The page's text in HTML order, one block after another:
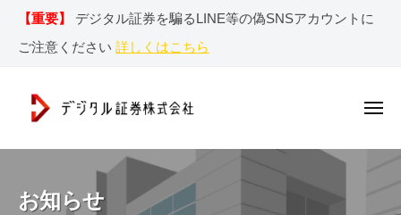
【重要】
デジタル証券を騙るLINE等の偽SNSアカウントに
ご注意ください 詳しくはこちら
デ
タ
デ
タ
メ
ー
お知らせ
ジ
タ
券
式
社